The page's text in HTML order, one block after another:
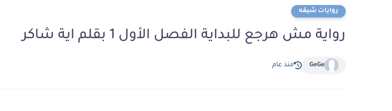
روايات شيقه
رواية مش هرجع للبداية الفصل الأول 1 بقلم اية شاكر
GeGe منذ عام